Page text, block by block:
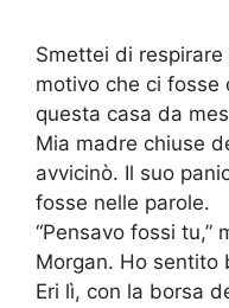
Smettei di respirare
motivo che ci fosse
questa casa da
Mia madre chiuse
avvicinò. Il suo
fosse nelle parole.
“Pensavo fossi tu,”
Morgan. Ho sentito
Eri lì, con la borsa